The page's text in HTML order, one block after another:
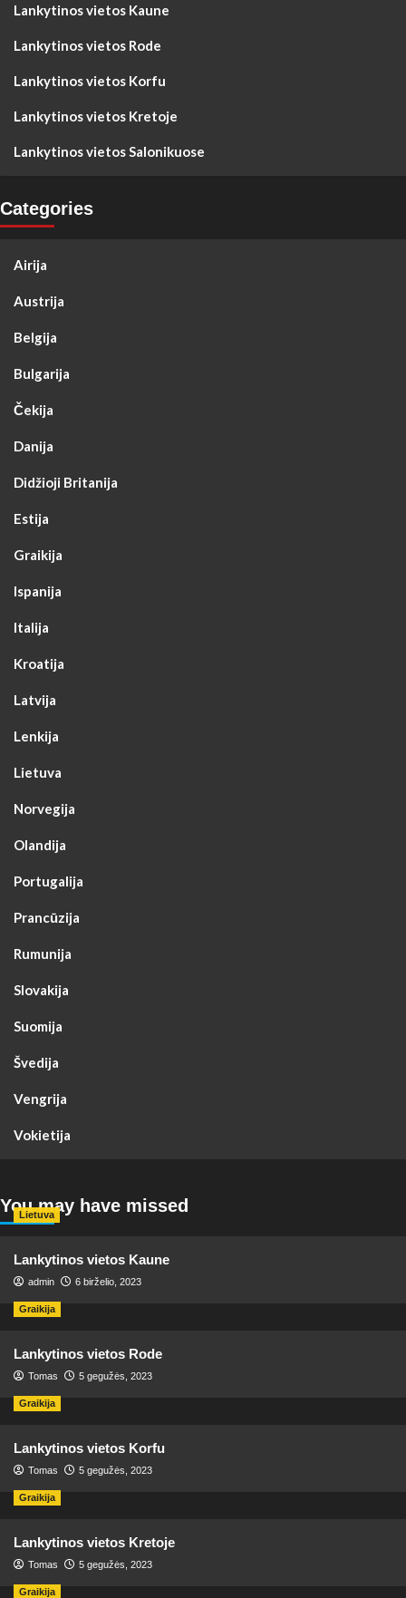
Lankytinos vietos Kaune
Lankytinos vietos Rode
Lankytinos vietos Korfu
Lankytinos vietos Kretoje
Lankytinos vietos Salonikuose
Categories
Airija
Austrija
Belgija
Bulgarija
Čekija
Danija
Didžioji Britanija
Estija
Graikija
Ispanija
Italija
Kroatija
Latvija
Lenkija
Lietuva
Norvegija
Olandija
Portugalija
Prancūzija
Rumunija
Slovakija
Suomija
Švedija
Vengrija
Vokietija
You may have missed
Lietuva
Lankytinos vietos Kaune
admin 6 birželio, 2023
Graikija
Lankytinos vietos Rode
Tomas 5 gegužės, 2023
Graikija
Lankytinos vietos Korfu
Tomas 5 gegužės, 2023
Graikija
Lankytinos vietos Kretoje
Tomas 5 gegužės, 2023
Graikija